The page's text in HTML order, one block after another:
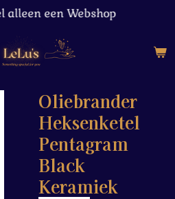
alleen een Webshop
Oliebrander
Heksenketel
Pentagram
Black
Keramiek